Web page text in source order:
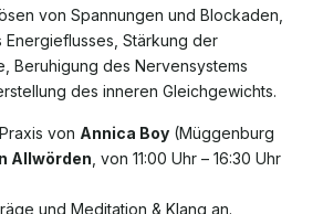
von Spannungen und Blockaden,
Energieflusses, Stärkung der
Beruhigung des Nervensystems
des inneren Gleichgewichts.
von Annica Boy (Müggenburg
Allwörden , von 11:00 Uhr – 16:30 Uhr
und Meditation & Klang an.